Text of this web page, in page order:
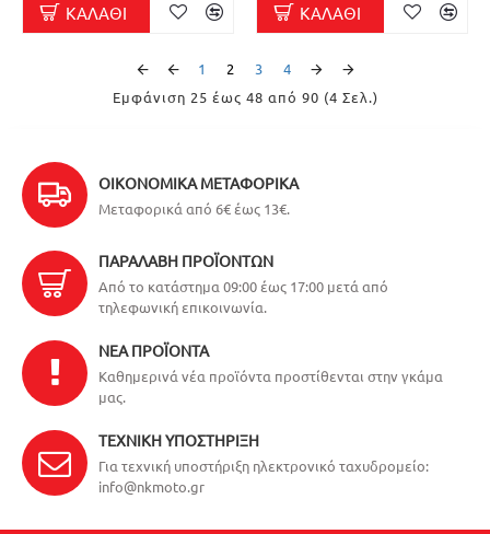
ΚΑΛΆΘΙ ΚΑΛΆΘΙ
1 2 3
4
Εμφάνιση 25 έως 48 από 90 (4 Σελ.)
ΟΙΚΟΝΟΜΙΚΆ ΜΕΤΑΦΟΡΙΚΆ
Μεταφορικά από 6€ έως 13€.
ΠΑΡΑΛΑΒΉ ΠΡΟΪΌΝΤΩΝ
Από το κατάστημα 09:00 έως 17:00 μετά από
τηλεφωνική επικοινωνία.
ΝΈΑ ΠΡΟΪΌΝΤΑ
Καθημερινά νέα προϊόντα προστίθενται στην γκάμα
μας.
ΤΕΧΝΙΚΉ ΥΠΟΣΤΉΡΙΞΗ
Για τεχνική υποστήριξη ηλεκτρονικό ταχυδρομείο:
info@nkmoto.gr